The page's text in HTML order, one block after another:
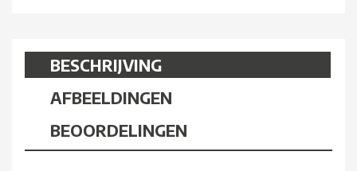
BESCHRIJVING
AFBEELDINGEN
BEOORDELINGEN